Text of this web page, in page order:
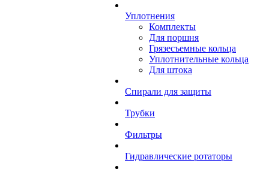
Уплотнения
Комплекты
Для поршня
Грязесъемные кольца
Уплотнительные кольца
Для штока
Спирали для защиты
Трубки
Фильтры
Гидравлические ротаторы